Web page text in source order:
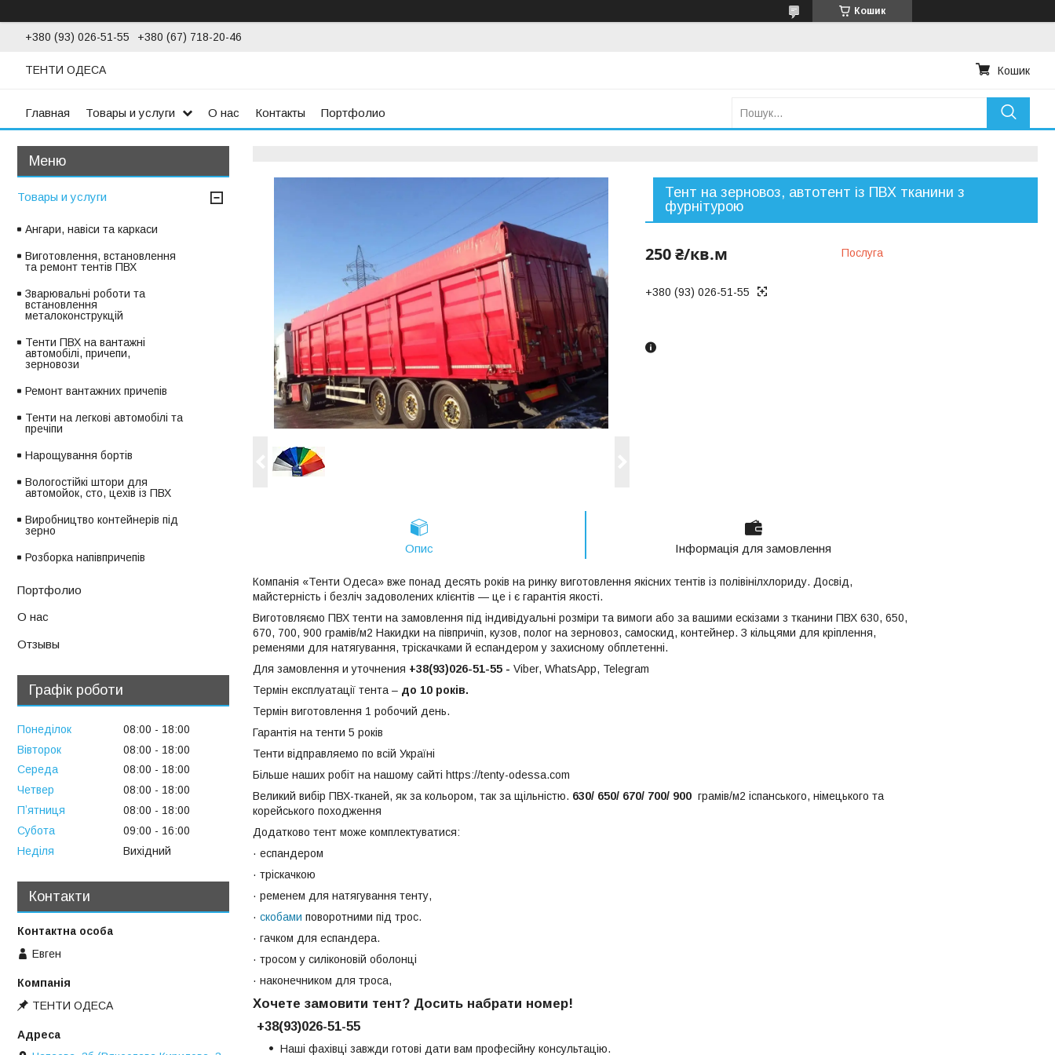
Кошик
+380 (93) 026-51-55 +380 (67) 718-20-46
ТЕНТИ ОДЕСА Кошик
Главная Товары и услуги О нас Контакты Портфолио
Тент на зерновоз, автотент із ПВХ тканини з
фурнітурою
250 ₴/кв.м Послуга
+380 (93) 026-51-55
Опис Інформація для замовлення
Компанія «Тенти Одеса» вже понад десять років на ринку виготовлення якісних тентів із полівінілхлориду. Досвід,
майстерність і безліч задоволених клієнтів — це і є гарантія якості.
Виготовляємо ПВХ тенти на замовлення під індивідуальні розміри та вимоги або за вашими ескізами з тканини ПВХ 630, 650,
670, 700, 900 грамів/м2 Накидки на півпричіп, кузов, полог на зерновоз, самоскид, контейнер. З кільцями для кріплення,
ременями для натягування, тріскачками й еспандером у захисному обплетенні.
Для замовлення и уточнения +38(93)026-51-55 - Viber, WhatsApp, Telegram
Термін експлуатації тента – до 10 років.
Термін виготовлення 1 робочий день.
Гарантія на тенти 5 років
Тенти відправляемо по всій Україні
Більше наших робіт на нашому сайті https://tenty-odessa.com
Великий вибір ПВХ-тканей, як за кольором, так за щільністю. 630/ 650/ 670/ 700/ 900 грамів/м2 іспанського, німецького та
корейського походження
Додатково тент може комплектуватися:
· еспандером
· тріскачкою
· ременем для натягування тенту,
· скобами поворотними під трос.
· гачком для еспандера.
· тросом у силіконовій оболонці
· наконечником для троса,
Хочете замовити тент? Досить набрати номер!
+38(93)026-51-55
Наші фахівці завжди готові дати вам професійну консультацію.
Товары и услуги
Ангари, навіси та каркаси
Виготовлення, встановлення
та ремонт тентів ПВХ
Зварювальні роботи та
встановлення
металоконструкцій
Тенти ПВХ на вантажні
автомобілі, причепи,
зерновози
Ремонт вантажних причепів
Тенти на легкові автомобілі та
пречіпи
Нарощування бортів
Вологостійкі штори для
автомойок, сто, цехів із ПВХ
Виробництво контейнерів під
зерно
Розборка напівпричепів
Портфолио
О нас
Отзывы
Графік роботи
Понеділок 08:00
18:00
Вівторок
08:00
18:00
Середа
08:00
18:00
Четвер
08:00
18:00
Пʼятниця
08:00
18:00
Субота
09:00
16:00
Неділя
Вихідний
Контакти
Евген
ТЕНТИ ОДЕСА